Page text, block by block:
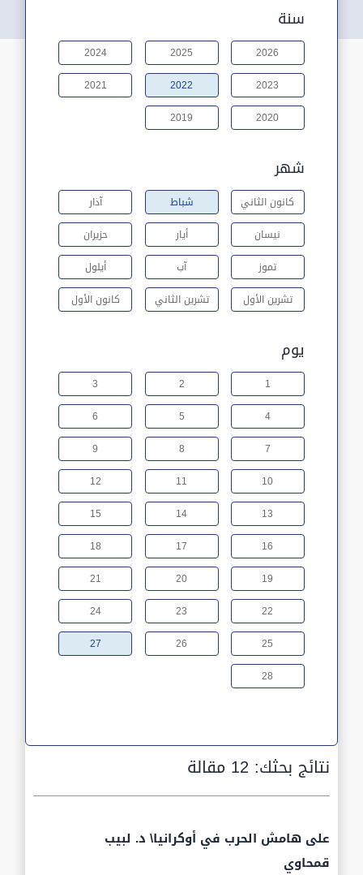
سنة
2026
2025
2024
2023
2022
2021
2020
2019
شهر
كانون الثاني شباط
آذار
نيسان
أيار
حزيران
تموز
آب
أيلول
تشرين الأول
تشرين الثاني كانون الأول
يوم
1
2
3
4
5
6
7
8
9
10
11
12
13
14
15
16
17
18
19
20
21
22
23
24
25
26
27
28
نتائج بحثك:12 مقالة
على هامش الحرب في أوكرانيا\ د. لبيب
قمحاوي